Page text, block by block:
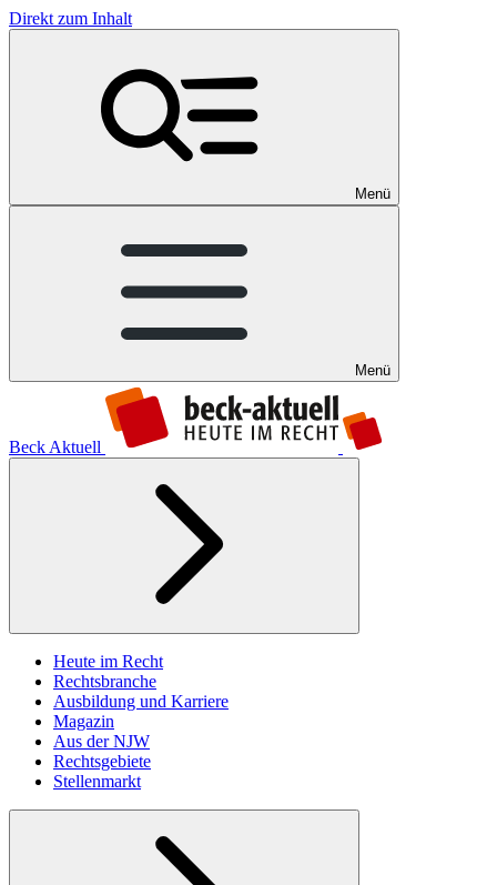
Direkt zum Inhalt
Menü
Menü
Beck Aktuell
Heute im Recht
Rechtsbranche
Ausbildung und Karriere
Magazin
Aus der NJW
Rechtsgebiete
Stellenmarkt